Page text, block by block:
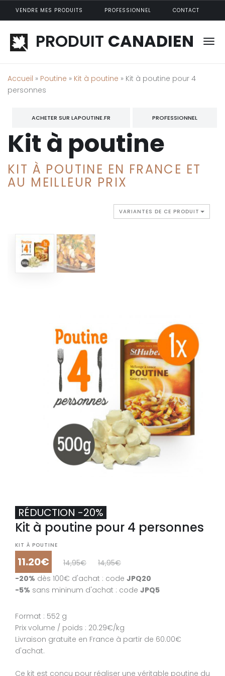
Aller au contenu principal
VENDRE MES PRODUITS PROFESSIONNEL CONTACT
PRODUIT CANADIEN
Accueil » Poutine » Kit à poutine » Kit à poutine pour 4
personnes
ACHETER SUR LAPOUTINE.FR PROFESSIONNEL
Kit à poutine
KIT À POUTINE EN FRANCE ET
AU MEILLEUR PRIX
VARIANTES DE CE PRODUIT
Kit à poutine pour 4 personnes
KIT À POUTINE
11.20€ 14,95€
14,95€
-20% dès 100€ d'achat : code JPQ20
-5% sans mininum d'achat : code JPQ5
RÉDUCTION -20%
Format : 552 g
Prix volume / poids : 20.29€/kg
Livraison gratuite en France à partir de 60.00€
d'achat.
Ce kit est conçu pour réaliser une véritable poutine du
Kit à poutine pour 12 personnes
KIT À POUTINE
31.20€ 39,9€
39,9€
-5%
sans mininum d'achat : code
RÉDUCTION -20%
Format : 1656 g
Prix volume / poids : 19.28€/kg
Kit à poutine pour 8 personnes
KIT À POUTINE
23.20€ 29,9€
29,9€
-5%
sans mininum d'achat : code
RÉDUCTION -20%
Format : 1104 g
Prix volume / poids : 21.67€/kg